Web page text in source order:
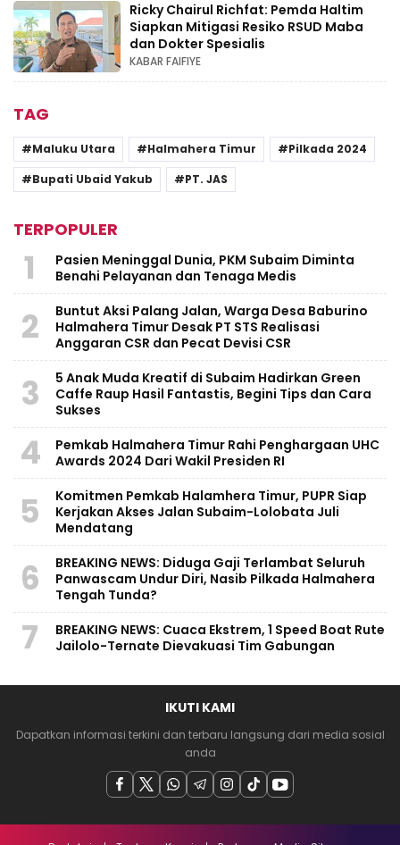
Ricky Chairul Richfat: Pemda Haltim
Siapkan Mitigasi Resiko RSUD Maba
dan Dokter Spesialis
KABAR FAIFIYE
TAG
Maluku Utara Halmahera Timur
Pilkada 2024
Bupati Ubaid Yakub
PT. JAS
TERPOPULER
1
Pasien Meninggal Dunia, PKM Subaim Diminta
Benahi Pelayanan dan Tenaga Medis
2
Buntut Aksi Palang Jalan, Warga Desa Baburino
Halmahera Timur Desak PT STS Realisasi
Anggaran CSR dan Pecat Devisi CSR
3
5 Anak Muda Kreatif di Subaim Hadirkan Green
Caffe Raup Hasil Fantastis, Begini Tips dan Cara
Sukses
4
Pemkab Halmahera Timur Rahi Penghargaan UHC
Awards 2024 Dari Wakil Presiden RI
5
Komitmen Pemkab Halamhera Timur, PUPR Siap
Kerjakan Akses Jalan Subaim-Lolobata Juli
Mendatang
6
BREAKING NEWS: Diduga Gaji Terlambat Seluruh
Panwascam Undur Diri, Nasib Pilkada Halmahera
Tengah Tunda?
7
BREAKING NEWS: Cuaca Ekstrem, 1 Speed Boat Rute
Jailolo-Ternate Dievakuasi Tim Gabungan
IKUTI KAMI
Dapatkan informasi terkini dan terbaru langsung dari media sosial
anda